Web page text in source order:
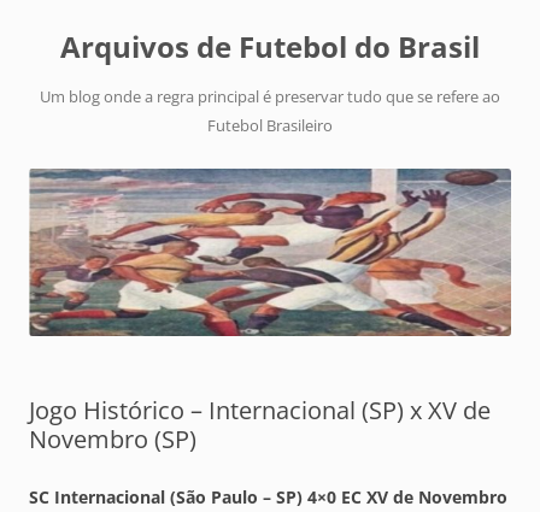
Arquivos de Futebol do Brasil
Um blog onde a regra principal é preservar tudo que se refere ao
Futebol Brasileiro
Jogo Histórico – Internacional (SP) x XV de
Novembro (SP)
SC Internacional (São Paulo – SP) 4×0 EC XV de Novembro